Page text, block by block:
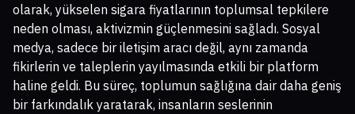
olarak, yükselen sigara fiyatlarının toplumsal tepkilere
neden olması, aktivizmin güçlenmesini sağladı. Sosyal
medya, sadece bir iletişim aracı değil, aynı zamanda
fikirlerin ve taleplerin yayılmasında etkili bir platform
haline geldi. Bu süreç, toplumun sağlığına dair daha geniş
bir farkındalık yaratarak, insanların seslerinin